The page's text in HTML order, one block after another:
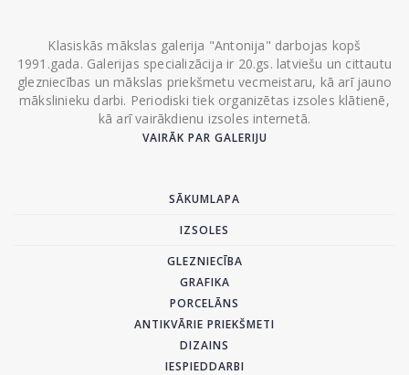
Klasiskās mākslas galerija "Antonija" darbojas kopš
1991.gada. Galerijas specializācija ir 20.gs. latviešu un cittautu
glezniecības un mākslas priekšmetu vecmeistaru, kā arī jauno
mākslinieku darbi. Periodiski tiek organizētas izsoles klātienē,
kā arī vairākdienu izsoles internetā.
VAIRĀK PAR GALERIJU
SĀKUMLAPA
IZSOLES
GLEZNIECĪBA
GRAFIKA
PORCELĀNS
ANTIKVĀRIE PRIEKŠMETI
DIZAINS
IESPIEDDARBI